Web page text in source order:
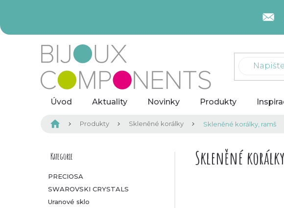
Úvod Aktuality Novinky Produkty
Domů Produkty Skleněné korálky Skleněné korálky, ramš
P
o
s
Přeskočit
Kategorie
PRECIOSA
SWAROVSKI CRYSTALS
Uranové sklo
Skleněné korálky